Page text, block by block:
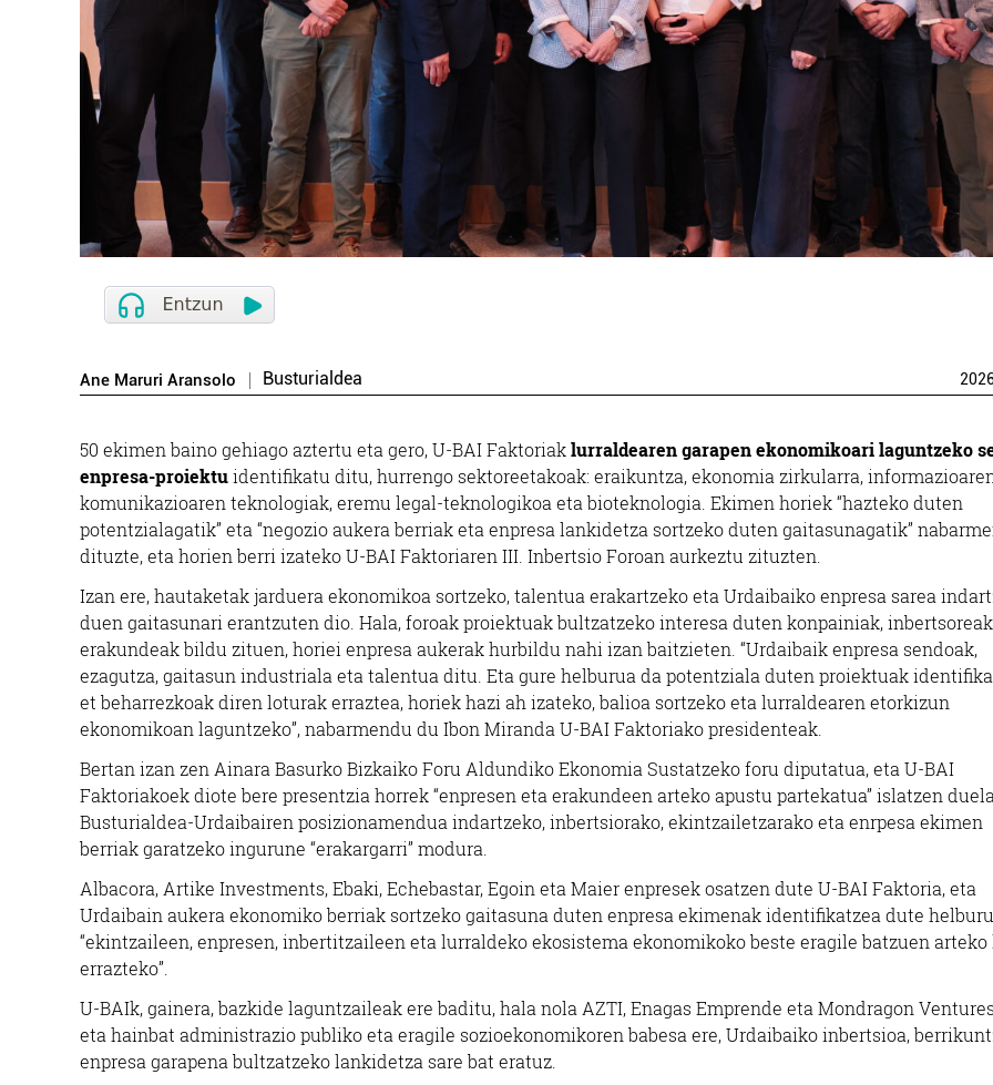
Ane Maruri Aransolo Busturialdea
50 ekimen baino gehiago aztertu eta gero, U-BAI Faktoriaklurraldearen garapen ekonomikoari laguntzeko
enpresa-proiektuidentifikatu ditu, hurrengo sektoreetakoak: eraikuntza, ekonomia zirkularra,
komunikazioaren teknologiak, eremu legal-teknologikoa eta bioteknologia. Ekimen horiek “hazteko duten
potentzialagatik” eta “negozio aukera berriak eta enpresa lankidetza sortzeko duten gaitasunagatik”
dituzte, eta horien berri izateko U-BAI Faktoriaren III. Inbertsio Foroan aurkeztu zituzten.
Izan ere, hautaketak jarduera ekonomikoa sortzeko, talentua erakartzeko eta Urdaibaiko enpresa sarea
duen gaitasunari erantzuten dio. Hala, foroak proiektuak bultzatzeko interesa duten konpainiak,
erakundeak bildu zituen, horiei enpresa aukerak hurbildu nahi izan baitzieten. “Urdaibaik enpresa sendoak,
ezagutza, gaitasun industriala eta talentua ditu. Eta gure helburua da potentziala duten proiektuak
et beharrezkoak diren loturak erraztea, horiek hazi ah izateko, balioa sortzeko eta lurraldearen etorkizun
ekonomikoan laguntzeko”, nabarmendu du Ibon Miranda U-BAI Faktoriako presidenteak.
Bertan izan zen Ainara Basurko Bizkaiko Foru Aldundiko Ekonomia Sustatzeko foru diputatua, eta U-BAI
Faktoriakoek diote bere presentzia horrek “enpresen eta erakundeen arteko apustu partekatua” islatzen
Busturialdea-Urdaibairen posizionamendua indartzeko, inbertsiorako, ekintzailetzarako eta enrpesa ekimen
berriak garatzeko ingurune “erakargarri” modura.
Albacora, Artike Investments, Ebaki, Echebastar, Egoin eta Maier enpresek osatzen dute U-BAI Faktoria, eta
Urdaibain aukera ekonomiko berriak sortzeko gaitasuna duten enpresa ekimenak identifikatzea dute
“ekintzaileen, enpresen, inbertitzaileen eta lurraldeko ekosistema ekonomikoko beste eragile batzuen arteko
errazteko”.
U-BAIk, gainera, bazkide laguntzaileak ere baditu, hala nola AZTI, Enagas Emprende eta Mondragon
eta hainbat administrazio publiko eta eragile sozioekonomikoren babesa ere, Urdaibaiko inbertsioa,
enpresa garapena bultzatzeko lankidetza sare bat eratuz.